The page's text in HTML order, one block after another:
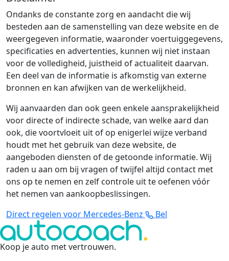
Ondanks de constante zorg en aandacht die wij
besteden aan de samenstelling van deze website en de
weergegeven informatie, waaronder voertuiggegevens,
specificaties en advertenties, kunnen wij niet instaan
voor de volledigheid, juistheid of actualiteit daarvan.
Een deel van de informatie is afkomstig van externe
bronnen en kan afwijken van de werkelijkheid.
Wij aanvaarden dan ook geen enkele aansprakelijkheid
voor directe of indirecte schade, van welke aard dan
ook, die voortvloeit uit of op enigerlei wijze verband
houdt met het gebruik van deze website, de
aangeboden diensten of de getoonde informatie. Wij
raden u aan om bij vragen of twijfel altijd contact met
ons op te nemen en zelf controle uit te oefenen vóór
het nemen van aankoopbeslissingen.
Direct regelen voor Mercedes-Benz
Bel
Koop je auto met vertrouwen.